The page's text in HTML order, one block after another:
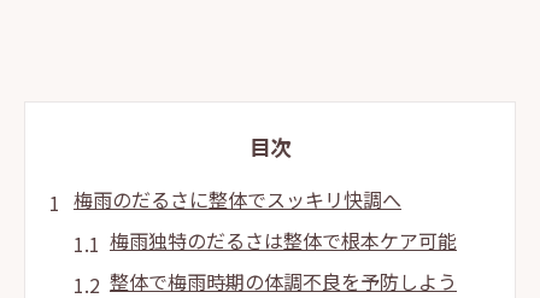
目次
梅雨のだるさに整体でスッキリ快調へ
梅雨独特のだるさは整体で根本ケア可能
整体で梅雨時期の体調不良を予防しよう